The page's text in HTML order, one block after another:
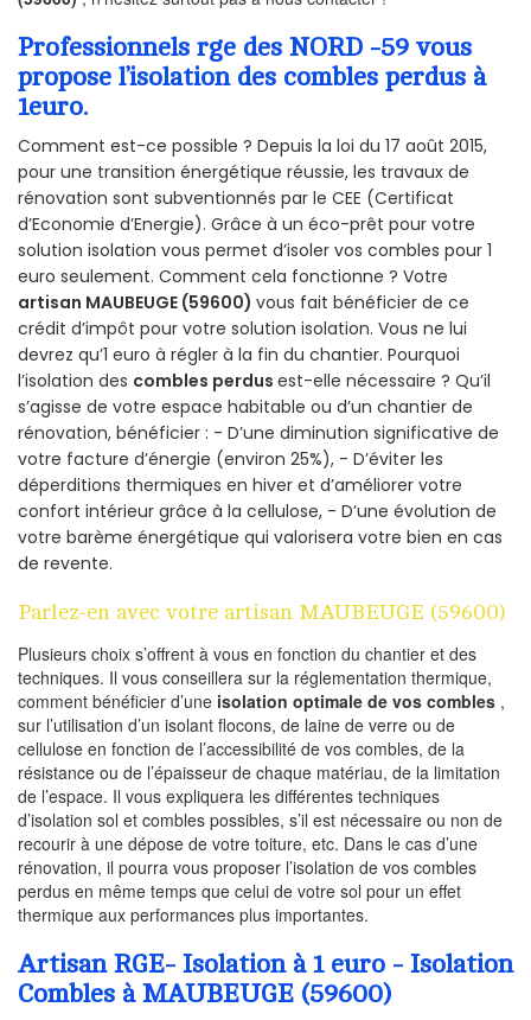
Professionnels rge des NORD -59 vous
propose l’isolation des combles perdus à
1euro.
Comment est-ce possible ? Depuis la loi du 17 août 2015,
pour une transition énergétique réussie, les travaux de
rénovation sont subventionnés par le CEE (Certificat
d’Economie d’Energie). Grâce à un éco-prêt pour votre
solution isolation vous permet d’isoler vos combles pour 1
euro seulement. Comment cela fonctionne ? Votre
artisan MAUBEUGE (59600) vous fait bénéficier de ce
crédit d’impôt pour votre solution isolation. Vous ne lui
devrez qu’1 euro à régler à la fin du chantier. Pourquoi
l’isolation des combles perdus est-elle nécessaire ? Qu’il
s’agisse de votre espace habitable ou d’un chantier de
rénovation, bénéficier : - D’une diminution significative de
votre facture d’énergie (environ 25%), - D’éviter les
déperditions thermiques en hiver et d’améliorer votre
confort intérieur grâce à la cellulose, - D’une évolution de
votre barème énergétique qui valorisera votre bien en cas
de revente.
Parlez-en avec votre artisan MAUBEUGE (59600)
Plusieurs choix s’offrent à vous en fonction du chantier et des
techniques. Il vous conseillera sur la réglementation thermique,
comment bénéficier d’une isolation optimale de vos combles ,
sur l’utilisation d’un isolant flocons, de laine de verre ou de
cellulose en fonction de l’accessibilité de vos combles, de la
résistance ou de l’épaisseur de chaque matériau, de la limitation
de l’espace. Il vous expliquera les différentes techniques
d’isolation sol et combles possibles, s’il est nécessaire ou non de
recourir à une dépose de votre toiture, etc. Dans le cas d’une
rénovation, il pourra vous proposer l’isolation de vos combles
perdus en même temps que celui de votre sol pour un effet
thermique aux performances plus importantes.
Artisan RGE- Isolation à 1 euro - Isolation
Combles à MAUBEUGE (59600)